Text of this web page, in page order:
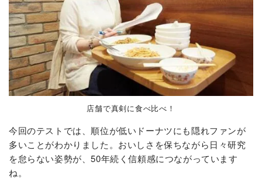
店舗で真剣に食べ比べ！
今回のテストでは、順位が低いドーナツにも隠れファンが
多いことがわかりました。おいしさを保ちながら日々研究
を怠らない姿勢が、50年続く信頼感につながっています
ね。